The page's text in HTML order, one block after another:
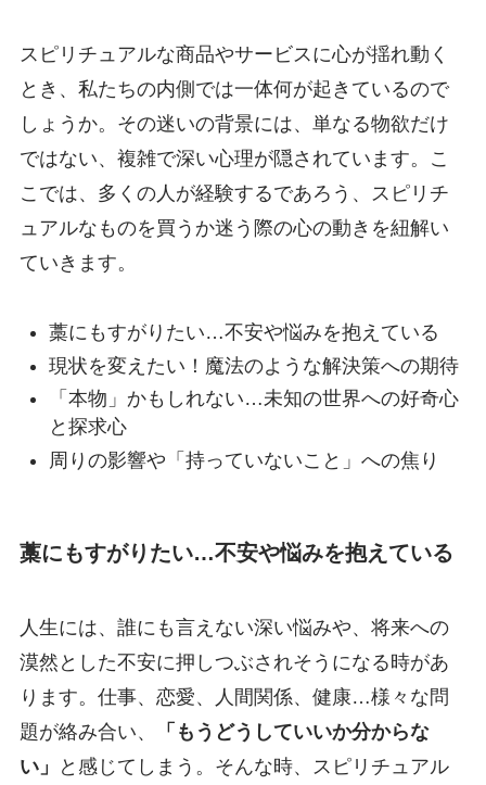
スピリチュアルな商品やサービスに心が揺れ動く
とき、私たちの内側では一体何が起きているので
しょうか。その迷いの背景には、単なる物欲だけ
ではない、複雑で深い心理が隠されています。こ
こでは、多くの人が経験するであろう、スピリチ
ュアルなものを買うか迷う際の心の動きを紐解い
ていきます。
藁にもすがりたい…不安や悩みを抱えている
現状を変えたい！魔法のような解決策への期待
「本物」かもしれない…未知の世界への好奇心
と探求心
周りの影響や「持っていないこと」への焦り
藁にもすがりたい…不安や悩みを抱えている
人生には、誰にも言えない深い悩みや、将来への
漠然とした不安に押しつぶされそうになる時があ
ります。仕事、恋愛、人間関係、健康…様々な問
題が絡み合い、
「もうどうしていいか分からな
い」
と感じてしまう。そんな時、スピリチュアル